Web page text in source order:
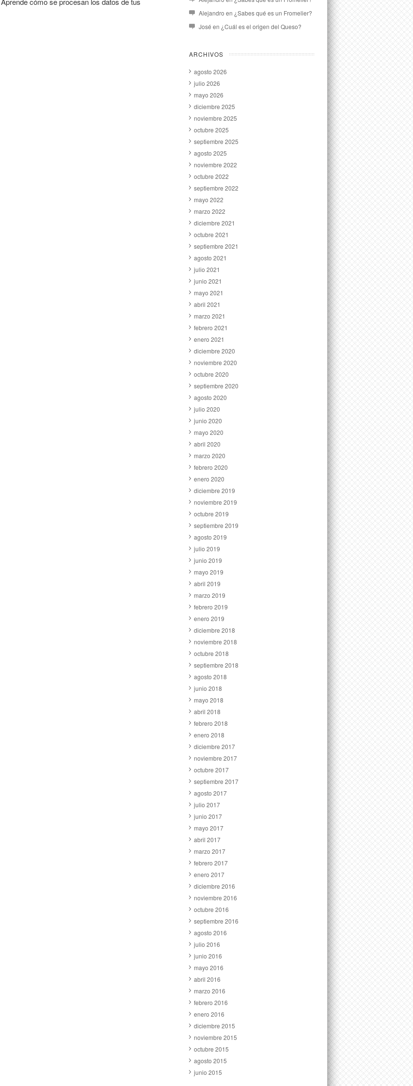
Alejandro en ¿Sabes qué es un Fromelier?
José en ¿Cuál es el origen del Queso?
ARCHIVOS
agosto 2026
julio 2026
mayo 2026
diciembre 2025
noviembre 2025
octubre 2025
septiembre 2025
agosto 2025
noviembre 2022
octubre 2022
septiembre 2022
mayo 2022
marzo 2022
diciembre 2021
octubre 2021
septiembre 2021
agosto 2021
julio 2021
junio 2021
mayo 2021
abril 2021
marzo 2021
febrero 2021
enero 2021
diciembre 2020
noviembre 2020
octubre 2020
septiembre 2020
agosto 2020
julio 2020
junio 2020
mayo 2020
abril 2020
marzo 2020
febrero 2020
enero 2020
diciembre 2019
noviembre 2019
octubre 2019
septiembre 2019
agosto 2019
julio 2019
junio 2019
mayo 2019
abril 2019
marzo 2019
febrero 2019
enero 2019
diciembre 2018
noviembre 2018
octubre 2018
septiembre 2018
agosto 2018
junio 2018
mayo 2018
abril 2018
febrero 2018
enero 2018
diciembre 2017
noviembre 2017
octubre 2017
septiembre 2017
agosto 2017
julio 2017
junio 2017
mayo 2017
abril 2017
marzo 2017
febrero 2017
enero 2017
diciembre 2016
noviembre 2016
octubre 2016
septiembre 2016
agosto 2016
julio 2016
junio 2016
mayo 2016
abril 2016
marzo 2016
febrero 2016
enero 2016
diciembre 2015
noviembre 2015
octubre 2015
agosto 2015
junio 2015